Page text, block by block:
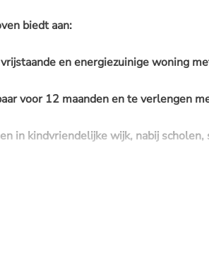
biedt aan:
en energiezuinige woning
voor 12 maanden en te verlengen
in kindvriendelijke wijk, nabij
(173 m2 woonoppervlak) met 3
en voorzien van zonnepanelen.